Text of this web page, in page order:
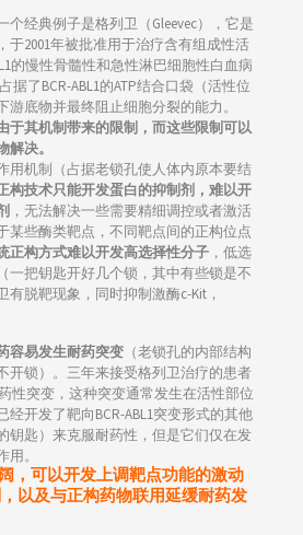
个经典例子是格列卫（Gleevec），它是
于2001年被批准用于治疗含有组成性活
的慢性骨髓性和急性淋巴细胞性白血病
据了BCR-ABL1的ATP结合口袋（活性位
游底物并最终阻止细胞分裂的能力。
于其机制带来的限制，而这些限制可以
决。
用机制（占据老锁孔使人体内原本要结
构技术只能开发蛋白的抑制剂，难以开
，无法解决一些需要精细调控或者激活
某些酶类靶点，不同靶点间的正构位点
正构方式难以开发高选择性分子，低选
一把钥匙开好几个锁，其中有些锁是不
有脱靶现象，同时抑制激酶c-Kit，
容易发生耐药突变（老锁孔的内部结构
开锁）。三年来接受格列卫治疗的患者
性突变，这种突变通常发生在活性部位
开发了靶向BCR-ABL1突变形式的其他
钥匙）来克服耐药性，但是它们仅在发
。
，可以开发上调靶点功能的激动
以及与正构药物联用延缓耐药发